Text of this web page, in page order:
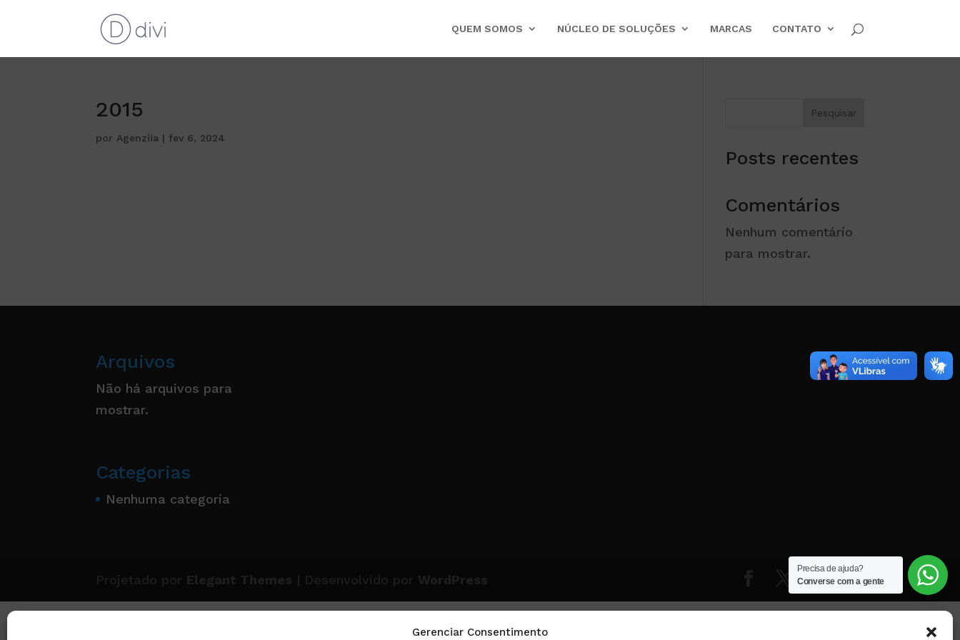
Gerenciar Consentimento
QUEM SOMOS NÚCLEO DE SOLUÇÕES MARCAS CONTATO
2015
por Agenziia | fev 6, 2024
Pesquisar
Posts recentes
Comentários
Nenhum comentário
para mostrar.
Arquivos
Não há arquivos para
mostrar.
Categorias
Nenhuma categoria
Precisa de ajuda?
Converse com a gente